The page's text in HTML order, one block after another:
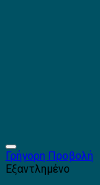
Γρήγορη Προβολή
Εξαντλημένο